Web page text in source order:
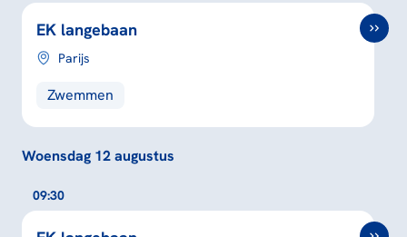
EK langebaan
Parijs
Zwemmen
Woensdag 12 augustus
09:30